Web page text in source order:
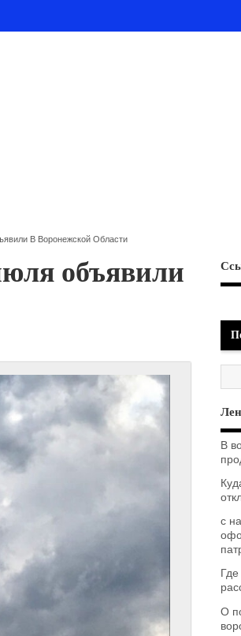
В Воронежской Области
объявили
В
с
О